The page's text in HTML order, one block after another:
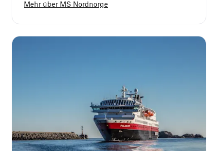
Mehr über MS Nordnorge